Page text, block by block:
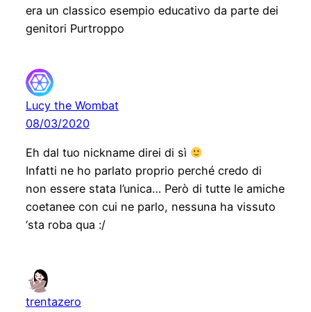
era un classico esempio educativo da parte dei
genitori Purtroppo
Lucy the Wombat
08/03/2020
Eh dal tuo nickname direi di sì
Infatti ne ho parlato proprio perché credo di
non essere stata l’unica… Però di tutte le amiche
coetanee con cui ne parlo, nessuna ha vissuto
‘sta roba qua :/
trentazero